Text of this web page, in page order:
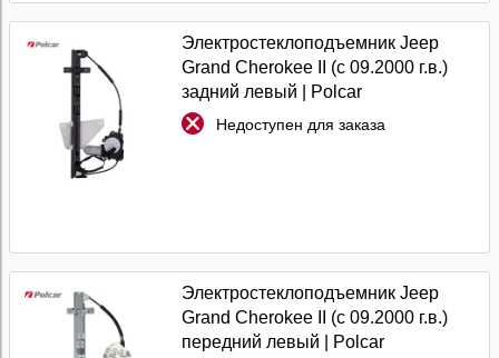
Электростеклоподъемник Jeep
Grand Cherokee II (с 09.2000 г.в.)
задний левый | Polcar
Недоступен для заказа
Электростеклоподъемник Jeep
Grand Cherokee II (с 09.2000 г.в.)
передний левый | Polcar